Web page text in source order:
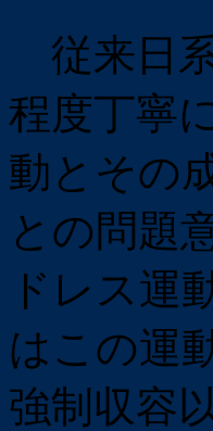
従来日
程度丁寧
動とその
との問題
ドレス運
はこの運
強制収容